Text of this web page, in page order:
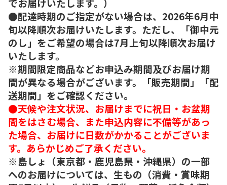
でお届けいたします。）
●配達時期のご指定がない場合は、2026年6月中
旬以降順次お届けいたします。ただし、「御中元
のし」をご希望の場合は7月上旬以降順次お届け
いたします。
※期間限定商品などお申込み期間及びお届け期
間が異なる場合がございます。「販売期間」「配
送期間」をご確認ください。
●天候や注文状況、お届けまでに祝日・お盆期
間をはさむ場合、また申込内容に不備等があっ
た場合、お届けに日数がかかることがございま
す。あらかじめご了承ください。
※島しょ（東京都・鹿児島県・沖縄県）の一部
へのお届けについては、生もの（消費・賞味期